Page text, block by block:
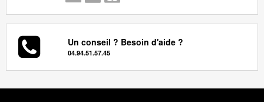
Un conseil ? Besoin d'aide ?
04.94.51.57.45